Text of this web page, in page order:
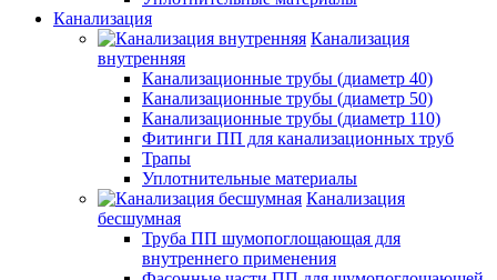
Канализация
Канализация
внутренняя
Канализационные трубы (диаметр 40)
Канализационные трубы (диаметр 50)
Канализационные трубы (диаметр 110)
Фитинги ПП для канализационных труб
Трапы
Уплотнительные материалы
Канализация
бесшумная
Труба ПП шумопоглощающая для
внутреннего применения